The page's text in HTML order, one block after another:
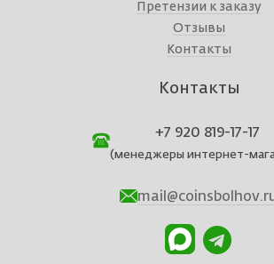
Претензии к заказу
Отзывы
Контакты
Контакты
+7 920 819-17-17
(менеджеры интернет-